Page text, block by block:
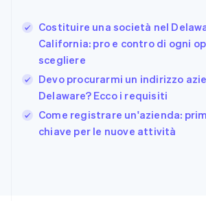
Costituire una società nel
California: pro e contro di ogni
scegliere
Devo procurarmi un indirizzo
Delaware? Ecco i requisiti
Come registrare un'azienda:
chiave per le nuove attività
DeutschEnglish
Giappone
日本語English
English
Grecia
English
India